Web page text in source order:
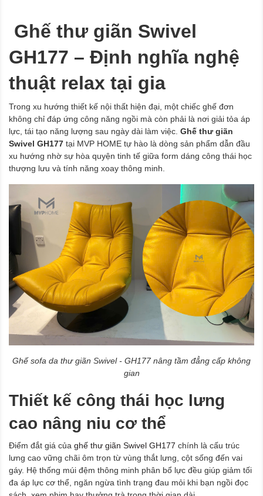
Ghế thư giãn Swivel
GH177 – Định nghĩa nghệ
thuật relax tại gia
Trong xu hướng thiết kế nội thất hiện đại, một chiếc ghế đơn
không chỉ đáp ứng công năng ngồi mà còn phải là nơi giải tỏa áp
lực, tái tạo năng lượng sau ngày dài làm việc. Ghế thư giãn
Swivel GH177 tại MVP HOME tự hào là dòng sản phẩm dẫn đầu
xu hướng nhờ sự hòa quyện tinh tế giữa form dáng công thái học
thượng lưu và tính năng xoay thông minh.
Ghế sofa da thư giãn Swivel - GH177 nâng tầm đẳng cấp không
gian
Thiết kế công thái học lưng
cao nâng niu cơ thể
Điểm đắt giá của ghế thư giãn Swivel GH177 chính là cấu trúc
lưng cao vững chãi ôm trọn từ vùng thắt lưng, cột sống đến vai
gáy. Hệ thống múi đệm thông minh phân bổ lực đều giúp giảm tối
đa áp lực cơ thể, ngăn ngừa tình trạng đau mỏi khi bạn ngồi đọc